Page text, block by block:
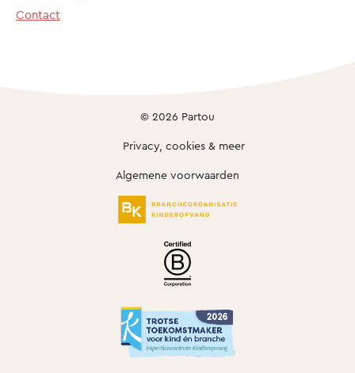
Contact
© 2026 Partou
Privacy, cookies & meer
Algemene voorwaarden